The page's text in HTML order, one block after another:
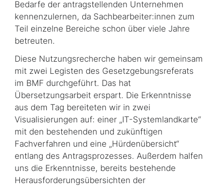
Bedarfe der antragstellenden Unternehmen
kennenzulernen, da Sachbe­ar­bei­ter:innen zum
Teil einzelne Bereiche schon über viele Jahre
betreuten.
Diese Nutzungsrecherche haben wir gemeinsam
mit zwei Legisten des Gesetz­ge­bungs­referats
im BMF durchgeführt. Das hat
Übersetzungsarbeit erspart. Die Erkenntnisse
aus dem Tag bereiteten wir in zwei
Visualisierungen auf: einer „IT-Systemlandkarte“
mit den bestehenden und zukünftigen
Fachverfahren und eine „Hürdenübersicht“
entlang des Antragsprozesses. Außerdem halfen
uns die Erkenntnisse, bereits bestehende
Herausfor­de­rungs­übersichten der